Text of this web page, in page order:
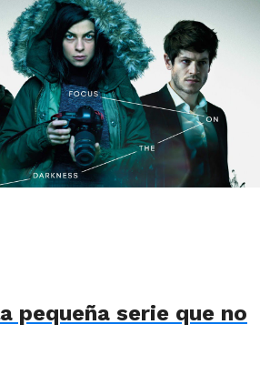
pequeña serie que no